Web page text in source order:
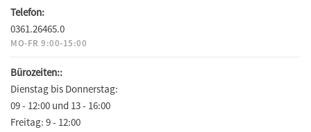
Telefon:
0361.26465.0
MO-FR 9:00-15:00
Bürozeiten::
Dienstag bis Donnerstag:
09 - 12:00 und 13 - 16:00
Freitag: 9 - 12:00